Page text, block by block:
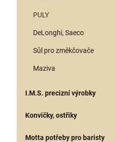
PULY
DeLonghi, Saeco
Sůl pro změkčovače
Maziva
I.M.S. precizní výrobky
Konvičky, ostřiky
Motta potřeby pro baristy